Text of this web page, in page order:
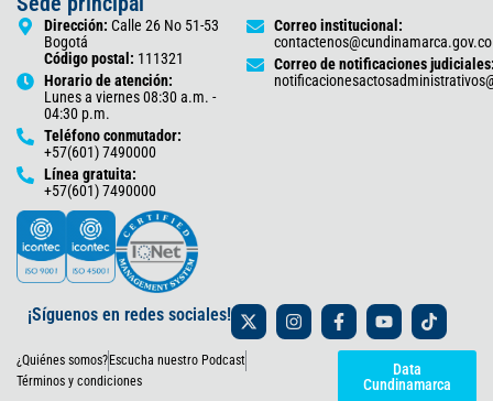
Dirección: Calle 26 No 51-53
Bogotá
Código postal: 111321
Horario de atención:
Lunes a viernes 08:30 a.m. -
04:30 p.m.
Teléfono conmutador:
+57(601) 7490000
Línea gratuita:
+57(601) 7490000
Correo institucional:
contactenos@cundinamarca.gov.co
Correo de notificaciones
¡Síguenos en redes sociales!
X
-
t
I
n
s
F
a
c
Y
o
u
u
T
i
k
o
¿Quiénes somos?Escucha nuestro Podcast
Términos y condiciones
Data
Cundinamarca